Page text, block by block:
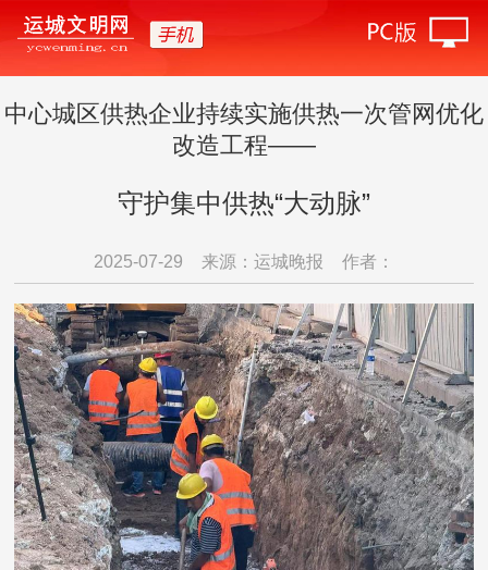
中心城区供热企业持续实施供热一次管网优化
改造工程——
守护集中供热“大动脉”
2025-07-29 来源：运城晚报 作者：